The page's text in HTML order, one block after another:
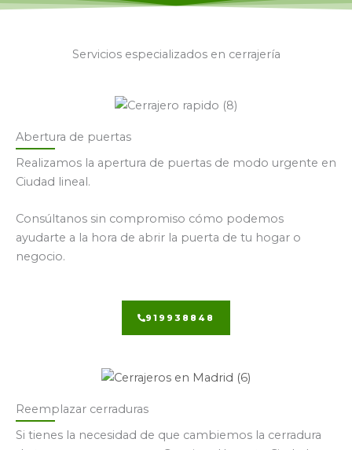
Servicios especializados en cerrajería
Abertura de puertas
Realizamos la apertura de puertas de modo urgente en
Ciudad lineal.
Consúltanos sin compromiso cómo podemos
ayudarte a la hora de abrir la puerta de tu hogar o
negocio.
919938848
Reemplazar cerraduras
Si tienes la necesidad de que cambiemos la cerradura